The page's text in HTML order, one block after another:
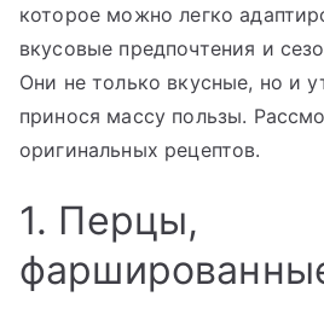
которое можно легко
вкусовые предпочтения и
Они не только вкусные, но и
принося массу пользы.
оригинальных рецептов.
1. Перцы,